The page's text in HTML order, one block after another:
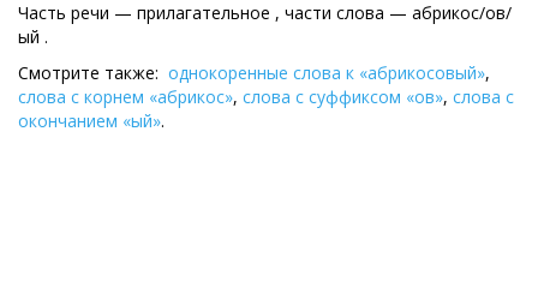
Часть речи — прилагательное , части слова — абрикос/ов/
ый .
Смотрите также: однокоренные слова к «абрикосовый»,
слова с корнем «абрикос», слова с суффиксом «ов», слова с
окончанием «ый».